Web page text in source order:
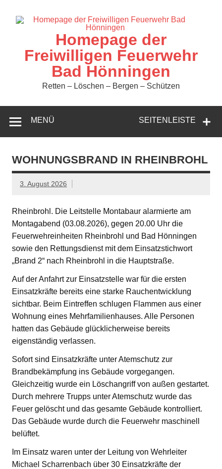
springen
Homepage der
Freiwilligen Feuerwehr
Bad Hönningen
Retten – Löschen – Bergen – Schützen
SEITENLEISTE
MENÜ
WOHNUNGSBRAND IN RHEINBROHL
3. August 2026
Rheinbrohl. Die Leitstelle Montabaur alarmierte am
Montagabend (03.08.2026), gegen 20.00 Uhr die
Feuerwehreinheiten Rheinbrohl und Bad Hönningen
sowie den Rettungsdienst mit dem Einsatzstichwort
„Brand 2“ nach Rheinbrohl in die Hauptstraße.
Auf der Anfahrt zur Einsatzstelle war für die ersten
Einsatzkräfte bereits eine starke Rauchentwicklung
sichtbar. Beim Eintreffen schlugen Flammen aus einer
Wohnung eines Mehrfamilienhauses. Alle Personen
hatten das Gebäude glücklicherweise bereits
eigenständig verlassen.
Sofort sind Einsatzkräfte unter Atemschutz zur
Brandbekämpfung ins Gebäude vorgegangen.
Gleichzeitig wurde ein Löschangriff von außen gestartet.
Durch mehrere Trupps unter Atemschutz wurde das
Feuer gelöscht und das gesamte Gebäude kontrolliert.
Das Gebäude wurde durch die Feuerwehr maschinell
belüftet.
Im Einsatz waren unter der Leitung von Wehrleiter
Michael Scharrenbach über 30 Einsatzkräfte der